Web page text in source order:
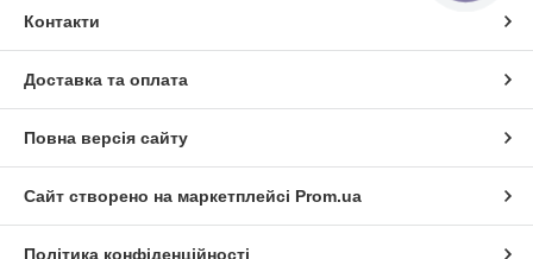
Контакти
Доставка та оплата
Повна версія сайту
Сайт створено на маркетплейсі Prom.ua
Політика конфіденційності